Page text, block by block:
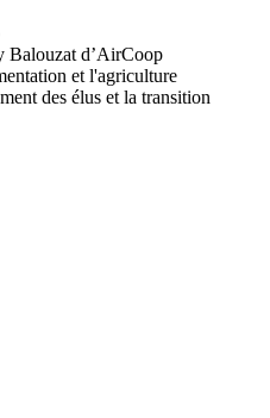
Balouzat d’AirCoop
et l'agriculture
des élus et la transition